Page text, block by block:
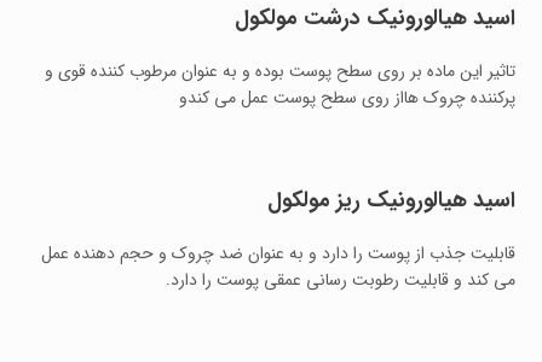
اسید هیالورونیک درشت مولکول
تاثیر این ماده بر روی سطح پوست بوده و به عنوان مرطوب کننده قوی و
پرکننده چروک هااز روی سطح پوست عمل می کندو
اسید هیالورونیک ریز مولکول
قابلیت جذب از پوست را دارد و به عنوان ضد چروک و حجم دهنده عمل
می کند و قابلیت رطوبت رسانی عمقی پوست را دارد.